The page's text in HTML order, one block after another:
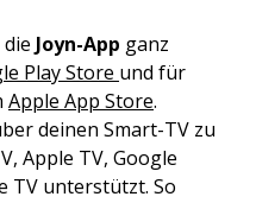
Joyn-App ganz
Play Store und für
Apple App Store.
deinen Smart-TV zu
Apple TV, Google
TV unterstützt. So